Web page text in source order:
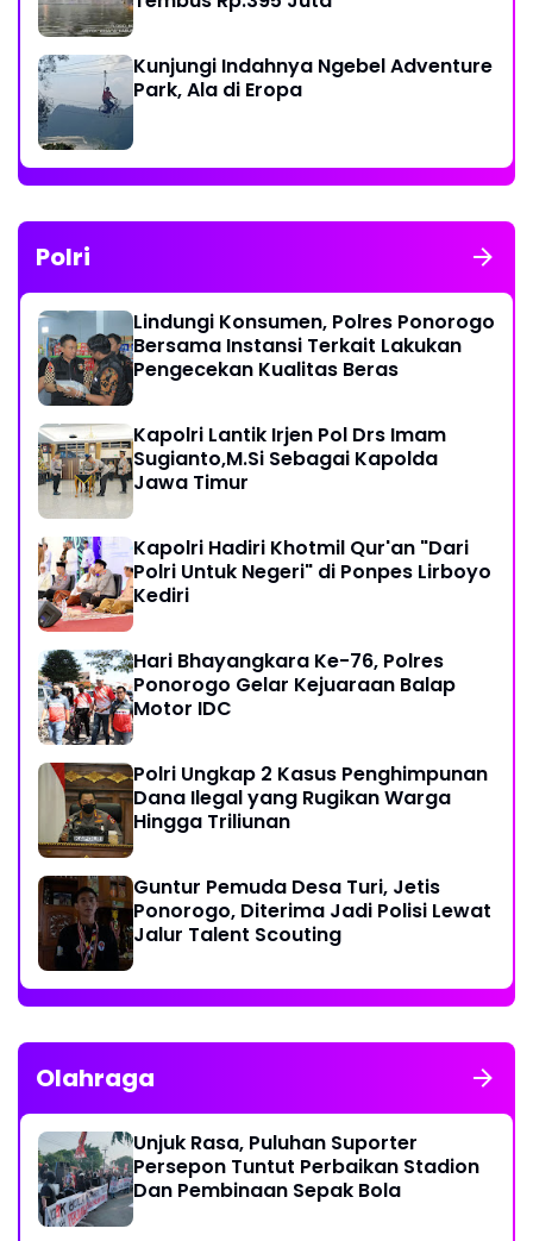
Kunjungi Indahnya Ngebel Adventure
Park, Ala di Eropa
Polri
Lindungi Konsumen, Polres Ponorogo
Bersama Instansi Terkait Lakukan
Pengecekan Kualitas Beras
Kapolri Lantik Irjen Pol Drs Imam
Sugianto,M.Si Sebagai Kapolda
Jawa Timur
Kapolri Hadiri Khotmil Qur'an "Dari
Polri Untuk Negeri" di Ponpes Lirboyo
Kediri
Hari Bhayangkara Ke-76, Polres
Ponorogo Gelar Kejuaraan Balap
Motor IDC
Polri Ungkap 2 Kasus Penghimpunan
Dana Ilegal yang Rugikan Warga
Hingga Triliunan
Guntur Pemuda Desa Turi, Jetis
Ponorogo, Diterima Jadi Polisi Lewat
Jalur Talent Scouting
Olahraga
Unjuk Rasa, Puluhan Suporter
Persepon Tuntut Perbaikan Stadion
Dan Pembinaan Sepak Bola